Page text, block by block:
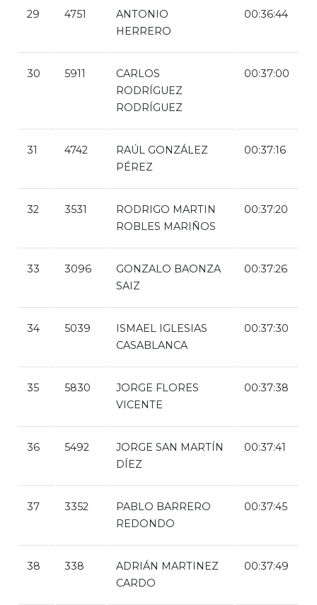
29 4751
ANTONIO
HERRERO
00:36:44
30 5911
CARLOS
RODRÍGUEZ
RODRÍGUEZ
00:37:00
31 4742
RAÚL GONZÁLEZ
PÉREZ
00:37:16
32 3531
RODRIGO MARTIN
ROBLES MARIÑOS
00:37:20
33 3096
GONZALO BAONZA
SAIZ
00:37:26
34 5039
ISMAEL IGLESIAS
CASABLANCA
00:37:30
35 5830
JORGE FLORES
VICENTE
00:37:38
36 5492
JORGE SAN MARTÍN
DÍEZ
00:37:41
37 3352
PABLO BARRERO
REDONDO
00:37:45
38 338
ADRIÁN MARTINEZ
CARDO
00:37:49